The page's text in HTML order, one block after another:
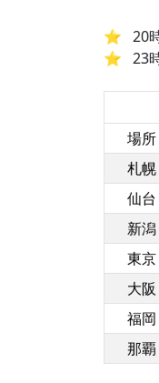
20
23
場所
札幌
仙台
新潟
東京
大阪
福岡
那覇